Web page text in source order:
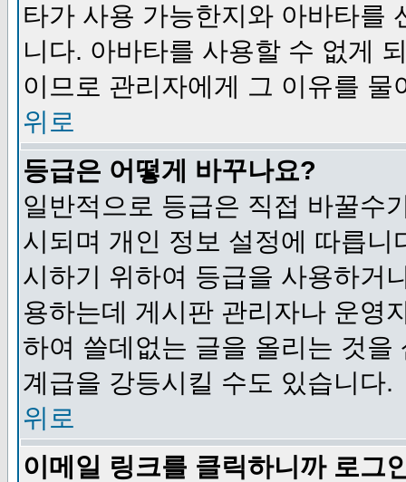
타가 사용 가능한지와 아바타를
니다. 아바타를 사용할 수 없게
이므로 관리자에게 그 이유를 물
위로
등급은 어떻게 바꾸나요?
일반적으로 등급은 직접 바꿀수
시되며 개인 정보 설정에 따릅
시하기 위하여 등급을 사용하거
용하는데 게시판 관리자나 운영
하여 쓸데없는 글을 올리는 것
계급을 강등시킬 수도 있습니다.
위로
이메일 링크를 클릭하니까 로그